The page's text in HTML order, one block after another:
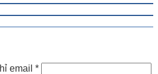
email *